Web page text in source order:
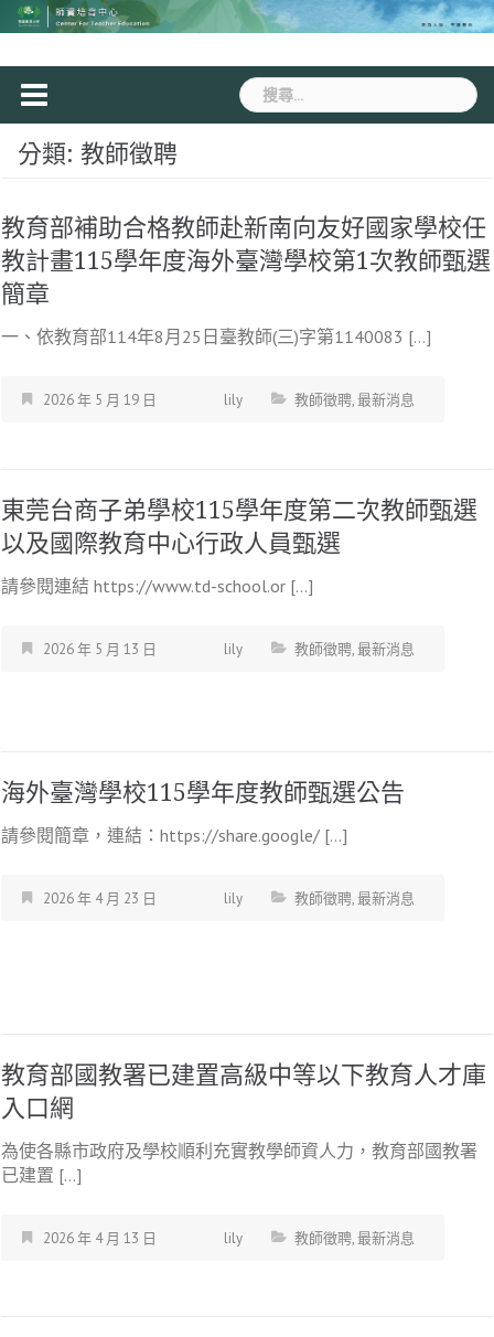
Skip
to
搜
尋
分類: 教師徵聘
教育部補助合格教師赴新南向友好國家學校任
教計畫115學年度海外臺灣學校第1次教師甄選
簡章
一、依教育部114年8月25日臺教師(三)字第1140083 […]
2026 年 5 月 19 日 lily 教師徵聘,最新消息
東莞台商子弟學校115學年度第二次教師甄選
以及國際教育中心行政人員甄選
請參閱連結 https://www.td-school.or […]
2026 年 5 月 13 日 lily 教師徵聘,最新消息
海外臺灣學校115學年度教師甄選公告
請參閱簡章，連結：https://share.google/ […]
2026 年 4 月 23 日 lily 教師徵聘,最新消息
教育部國教署已建置高級中等以下教育人才庫
入口網
為使各縣市政府及學校順利充實教學師資人力，教育部國教署
已建置 […]
2026 年 4 月 13 日 lily 教師徵聘,最新消息